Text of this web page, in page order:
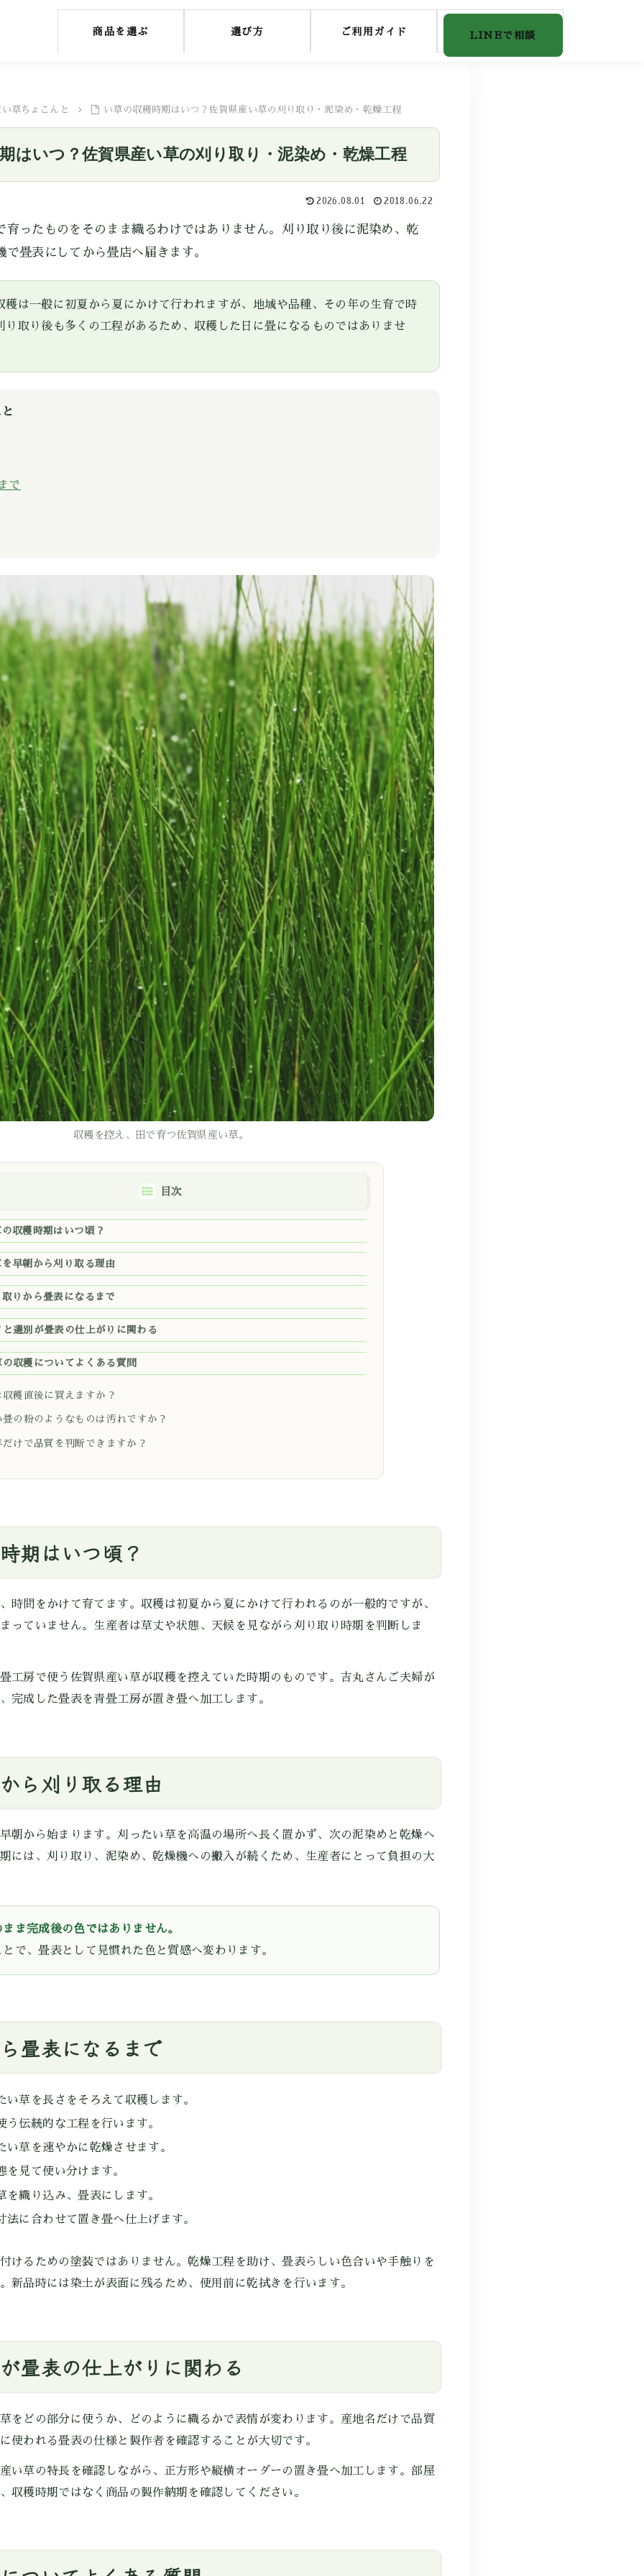
商品を選ぶ 選び方 ご利用ガイド LINEで相談
草ちょこんと い草の収穫時期はいつ？佐賀県産い草の刈り取り・泥染め・乾燥工程
はいつ？佐賀県産い草の刈り取り・泥染め・乾燥工程
2026.08.01 2018.06.22
育ったものをそのまま織るわけではありません。刈り取り後に泥染め、乾
畳表にしてから畳店へ届きます。
穫は一般に初夏から夏にかけて行われますが、地域や品種、その年の生育で時
り取り後も多くの工程があるため、収穫した日に畳になるものではありませ
で
収穫を控え、田で育つ佐賀県産い草。
目次
収穫時期はいつ頃？
を早朝から刈り取る理由
取りから畳表になるまで
と選別が畳表の仕上がりに関わる
の収穫についてよくある質問
収穫直後に買えますか？
畳の粉のようなものは汚れですか？
だけで品質を判断できますか？
期はいつ頃？
時間をかけて育てます。収穫は初夏から夏にかけて行われるのが一般的ですが、
っていません。生産者は草丈や状態、天候を見ながら刈り取り時期を判断しま
工房で使う佐賀県産い草が収穫を控えていた時期のものです。吉丸さんご夫婦が
完成した畳表を青畳工房が置き畳へ加工します。
ら刈り取る理由
朝から始まります。刈ったい草を高温の場所へ長く置かず、次の泥染めと乾燥へ
には、刈り取り、泥染め、乾燥機への搬入が続くため、生産者にとって負担の大
ま完成後の色ではありません。
で、畳表として見慣れた色と質感へ変わります。
畳表になるまで
い草を長さをそろえて収穫します。
う伝統的な工程を行います。
い草を速やかに乾燥させます。
を見て使い分けます。
を織り込み、畳表にします。
法に合わせて置き畳へ仕上げます。
けるための塗装ではありません。乾燥工程を助け、畳表らしい色合いや手触りを
新品時には染土が表面に残るため、使用前に乾拭きを行います。
畳表の仕上がりに関わる
をどの部分に使うか、どのように織るかで表情が変わります。産地名だけで品質
使われる畳表の仕様と製作者を確認することが大切です。
い草の特長を確認しながら、正方形や縦横オーダーの置き畳へ加工します。部屋
収穫時期ではなく商品の製作納期を確認してください。